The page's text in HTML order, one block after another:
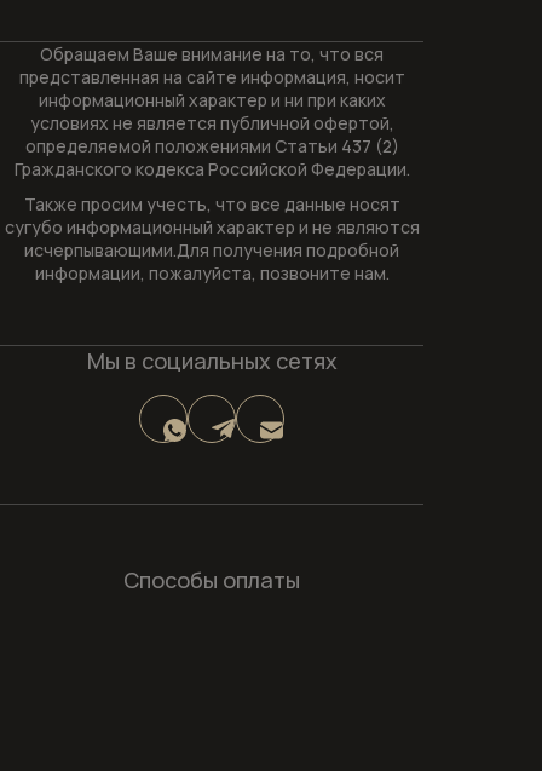
Обращаем Ваше внимание на то, что вся
представленная на сайте информация, носит
информационный характер и ни при каких
условиях не является публичной офертой,
определяемой положениями Статьи 437 (2)
Гражданского кодекса Российской Федерации.
Также просим учесть, что все данные носят
сугубо информационный характер и не являются
исчерпывающими.Для получения подробной
информации, пожалуйста, позвоните нам.
Мы в социальных сетях
Способы оплаты